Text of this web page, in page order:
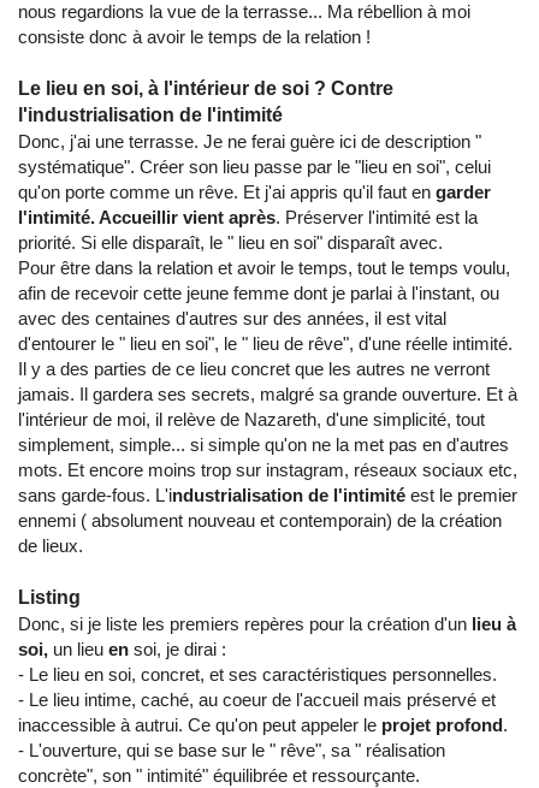
nous regardions la vue de la terrasse... Ma rébellion à moi
consiste donc à avoir le temps de la relation !
Le lieu en soi, à l'intérieur de soi ? Contre
l'industrialisation de l'intimité
Donc, j'ai une terrasse. Je ne ferai guère ici de description "
systématique". Créer son lieu passe par le "lieu en soi", celui
qu'on porte comme un rêve. Et j'ai appris qu'il faut en garder
l'intimité. Accueillir vient après. Préserver l'intimité est la
priorité. Si elle disparaît, le " lieu en soi" disparaît avec.
Pour être dans la relation et avoir le temps, tout le temps voulu,
afin de recevoir cette jeune femme dont je parlai à l'instant, ou
avec des centaines d'autres sur des années, il est vital
d'entourer le " lieu en soi", le " lieu de rêve", d'une réelle intimité.
Il y a des parties de ce lieu concret que les autres ne verront
jamais. Il gardera ses secrets, malgré sa grande ouverture. Et à
l'intérieur de moi, il relève de Nazareth, d'une simplicité, tout
simplement, simple... si simple qu'on ne la met pas en d'autres
mots. Et encore moins trop sur instagram, réseaux sociaux etc,
sans garde-fous. L'industrialisation de l'intimité est le premier
ennemi ( absolument nouveau et contemporain) de la création
de lieux.
Listing
Donc, si je liste les premiers repères pour la création d'un lieu à
soi, un lieu en soi, je dirai :
- Le lieu en soi, concret, et ses caractéristiques personnelles.
- Le lieu intime, caché, au coeur de l'accueil mais préservé et
inaccessible à autrui. Ce qu'on peut appeler le projet profond.
- L'ouverture, qui se base sur le " rêve", sa " réalisation
concrète", son " intimité" équilibrée et ressourçante.